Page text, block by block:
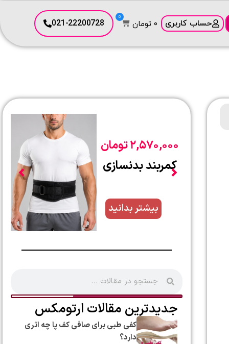
حساب کاربری ۰ تومان
0
021-22200728
کمربند بادی جکت
کامل با قرقره
بیشتر بدانید
جدیدترین مقالات ارتومکس
کفی طبی برای صافی کف پا چه اثری
دارد؟